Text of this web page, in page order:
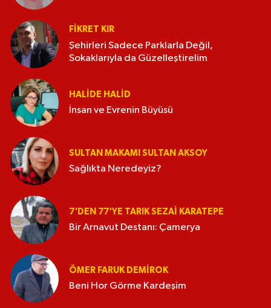
FIKRET KIR
Şehirleri Sadece Parklarla Değil,
Sokaklarıyla da Güzelleştirelim
HALIDE HALID
İnsan ve Evrenin Büyüsü
SULTAN MAKAMI SULTAN AKSOY
Sağlıkta Neredeyiz?
7'DEN 77'YE TARIK SEZAI KARATEPE
Bir Arnavut Destanı: Çamerya
ÖMER FARUK DEMIROK
Beni Hor Görme Kardeşim